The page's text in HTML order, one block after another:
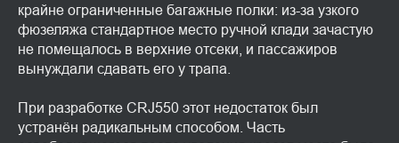
крайне ограниченные багажные полки: из-за узкого
фюзеляжа стандартное место ручной клади зачастую
не помещалось в верхние отсеки, и пассажиров
вынуждали сдавать его у трапа.
При разработке CRJ550 этот недостаток был
устранён радикальным способом. Часть